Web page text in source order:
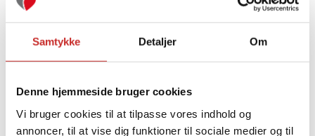
Samtykke Detaljer Om
Denne hjemmeside bruger cookies
Vi bruger cookies til at tilpasse vores indhold og
annoncer, til at vise dig funktioner til sociale medier og til
At være forælder til et barn eller en
ung med type 1-diabetes kan til tider
føles både krævende og overvældende
– men du er ikke alene.
På dagen møder I enten klinisk
familievejleder og 3p coach Linda